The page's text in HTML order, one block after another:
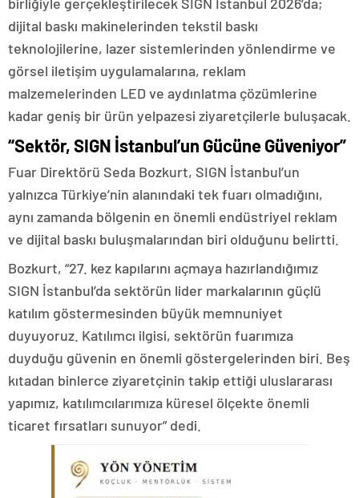
dijital baskı makinelerinden tekstil baskı
teknolojilerine, lazer sistemlerinden yönlendirme ve
görsel iletişim uygulamalarına, reklam
malzemelerinden LED ve aydınlatma çözümlerine
kadar geniş bir ürün yelpazesi ziyaretçilerle buluşacak.
“Sektör, SIGN İstanbul’un Gücüne Güveniyor”
Fuar Direktörü Seda Bozkurt, SIGN İstanbul’un
yalnızca Türkiye’nin alanındaki tek fuarı olmadığını,
aynı zamanda bölgenin en önemli endüstriyel reklam
ve dijital baskı buluşmalarından biri olduğunu belirtti.
Bozkurt, “27. kez kapılarını açmaya hazırlandığımız
SIGN İstanbul’da sektörün lider markalarının güçlü
katılım göstermesinden büyük memnuniyet
duyuyoruz. Katılımcı ilgisi, sektörün fuarımıza
duyduğu güvenin en önemli göstergelerinden biri. Beş
kıtadan binlerce ziyaretçinin takip ettiği uluslararası
yapımız, katılımcılarımıza küresel ölçekte önemli
ticaret fırsatları sunuyor” dedi.